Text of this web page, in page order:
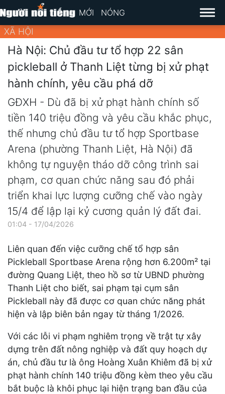
MỚI NÓNG
XÃ HỘI
Hà Nội: Chủ đầu tư tổ hợp 22 sân
pickleball ở Thanh Liệt từng bị xử phạt
hành chính, yêu cầu phá dỡ
GĐXH - Dù đã bị xử phạt hành chính số
tiền 140 triệu đồng và yêu cầu khắc phục,
thế nhưng chủ đầu tư tổ hợp Sportbase
Arena (phường Thanh Liệt, Hà Nội) đã
không tự nguyện tháo dỡ công trình sai
phạm, cơ quan chức năng sau đó phải
triển khai lực lượng cưỡng chế vào ngày
15/4 để lập lại kỷ cương quản lý đất đai.
01:04 - 17/04/2026
Liên quan đến việc cưỡng chế tổ hợp sân
Pickleball Sportbase Arena rộng hơn 6.200m² tại
đường Quang Liệt, theo hồ sơ từ UBND phường
Thanh Liệt cho biết, sai phạm tại cụm sân
Pickleball này đã được cơ quan chức năng phát
hiện và lập biên bản ngay từ tháng 1/2026.
Với các lỗi vi phạm nghiêm trọng về trật tự xây
dựng trên đất nông nghiệp và đất quy hoạch dự
án, chủ đầu tư là ông Hoàng Xuân Khiêm đã bị xử
phạt hành chính 140 triệu đồng kèm theo yêu cầu
bắt buộc là khôi phục lại hiện trạng ban đầu của